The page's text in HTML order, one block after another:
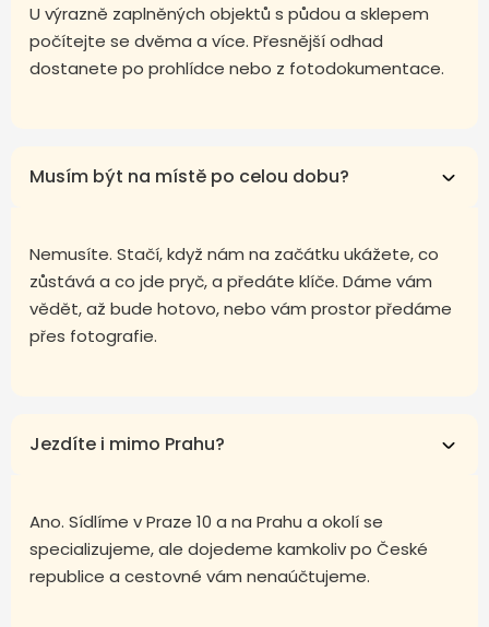
U výrazně zaplněných objektů s půdou a sklepem
počítejte se dvěma a více. Přesnější odhad
dostanete po prohlídce nebo z fotodokumentace.
Musím být na místě po celou dobu?
Nemusíte. Stačí, když nám na začátku ukážete, co
zůstává a co jde pryč, a předáte klíče. Dáme vám
vědět, až bude hotovo, nebo vám prostor předáme
přes fotografie.
Jezdíte i mimo Prahu?
Ano. Sídlíme v Praze 10 a na Prahu a okolí se
specializujeme, ale dojedeme kamkoliv po České
republice a cestovné vám nenaúčtujeme.